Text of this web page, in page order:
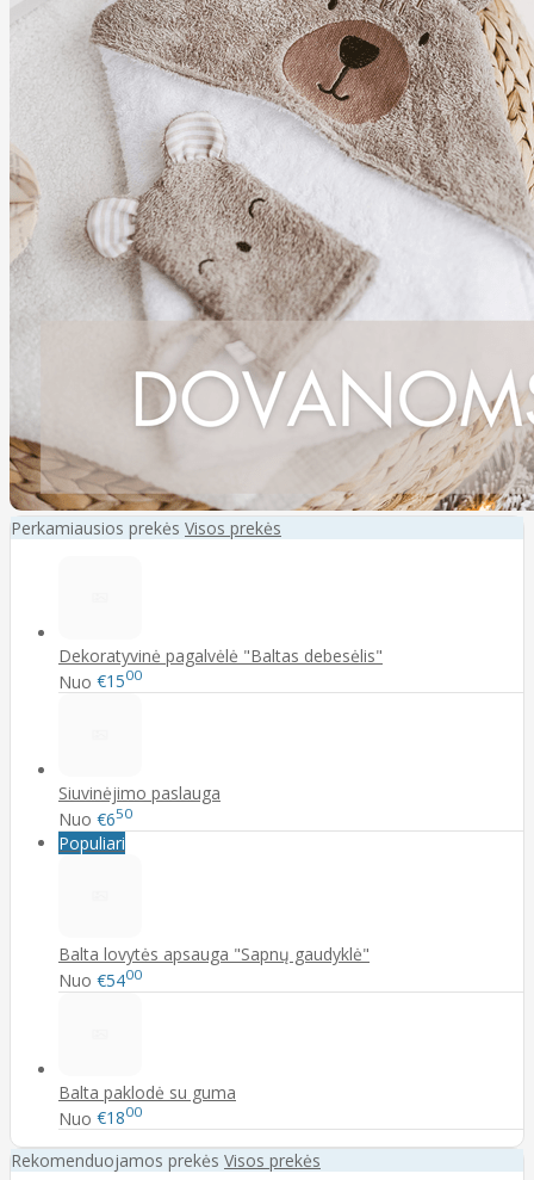
Perkamiausios prekės Visos prekės
Dekoratyvinė pagalvėlė "Baltas debesėlis"
Nuo €1500
Siuvinėjimo paslauga
Nuo €650
Populiari
Balta lovytės apsauga "Sapnų gaudyklė"
Nuo €5400
Balta paklodė su guma
Nuo €1800
Rekomenduojamos prekės Visos prekės